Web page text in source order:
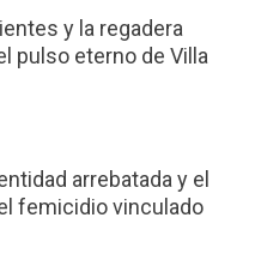
y la regadera
pulso eterno de Villa
arrebatada y el
femicidio vinculado